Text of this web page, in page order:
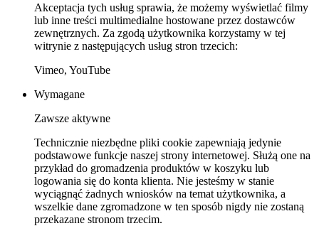
Akceptacja tych usług sprawia, że możemy wyświetlać filmy
lub inne treści multimedialne hostowane przez dostawców
zewnętrznych. Za zgodą użytkownika korzystamy w tej
witrynie z następujących usług stron trzecich:
Vimeo, YouTube
Wymagane
Zawsze aktywne
Technicznie niezbędne pliki cookie zapewniają jedynie
podstawowe funkcje naszej strony internetowej. Służą one na
przykład do gromadzenia produktów w koszyku lub
logowania się do konta klienta. Nie jesteśmy w stanie
wyciągnąć żadnych wniosków na temat użytkownika, a
wszelkie dane zgromadzone w ten sposób nigdy nie zostaną
przekazane stronom trzecim.